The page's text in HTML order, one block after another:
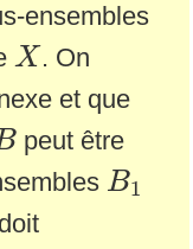
ensembles
X
X . On
et que
Bpeut être
B1
B1
doit